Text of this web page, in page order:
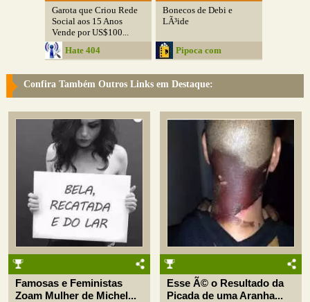
Garota que Criou Rede
Social aos 15 Anos
Vende por US$100...
Hate 404
Bonecos de Debi e
LÃ³ide
Pipoca com
Confira Também Outros Links em Destaque:
Famosas e Feministas
Zoam Mulher de Michel...
Esse Ã© o Resultado da
Picada de uma Aranha...